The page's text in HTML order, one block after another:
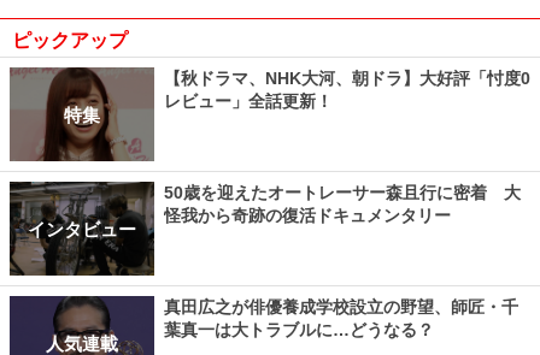
ピックアップ
特集
【秋ドラマ、NHK大河、朝ドラ】大好評「忖度0
レビュー」全話更新！
インタビュー
50歳を迎えたオートレーサー森且行に密着 大
怪我から奇跡の復活ドキュメンタリー
人気連載
真田広之が俳優養成学校設立の野望、師匠・千
葉真一は大トラブルに…どうなる？